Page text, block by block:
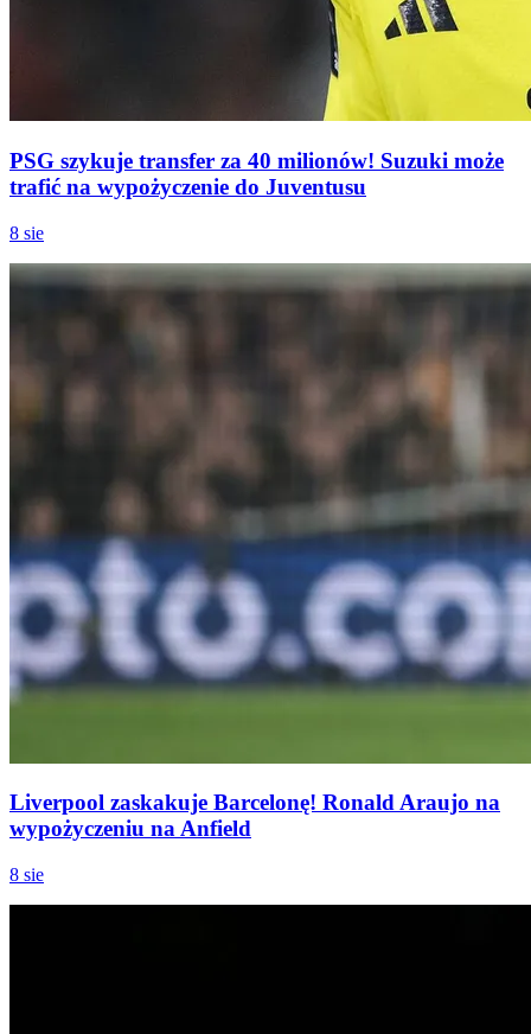
PSG szykuje transfer za 40 milionów! Suzuki może
trafić na wypożyczenie do Juventusu
8 sie
Liverpool zaskakuje Barcelonę! Ronald Araujo na
wypożyczeniu na Anfield
8 sie